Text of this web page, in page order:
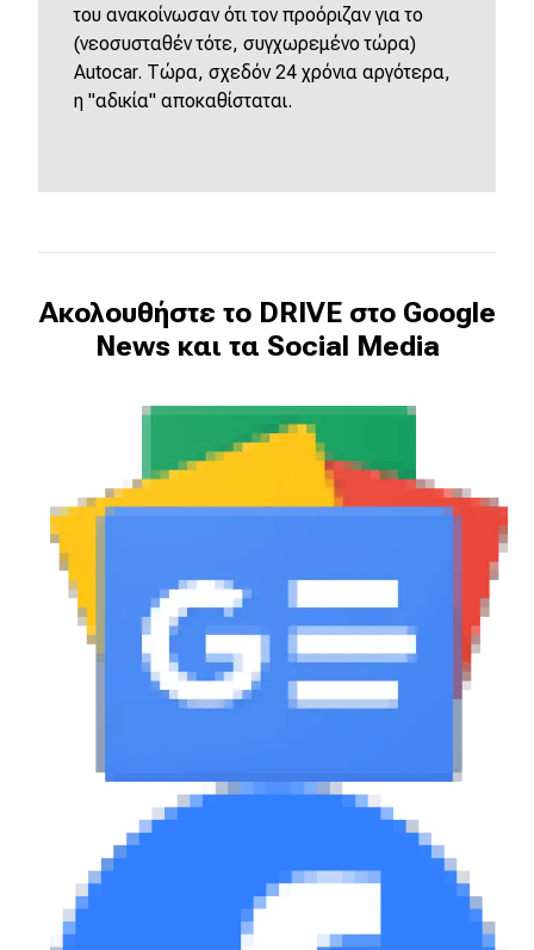
του ανακοίνωσαν ότι τον προόριζαν για το
(νεοσυσταθέν τότε, συγχωρεμένο τώρα)
Autocar. Τώρα, σχεδόν 24 χρόνια αργότερα,
η "αδικία" αποκαθίσταται.
Ακολουθήστε το DRIVE στο Google
News και τα Social Media